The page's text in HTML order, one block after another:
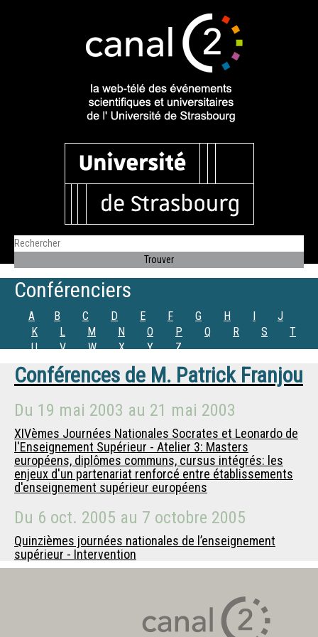
Conférenciers
A B C D E F G H I
J
K
L M N O P Q R S
T
U
V W X Y Z
Conférences de M. Patrick Franjou
Du 19 mai 2003 au 21 mai 2003
XIVèmes Journées Nationales Socrates et Leonardo de
l'Enseignement Supérieur - Atelier 3: Masters
européens, diplômes communs, cursus intégrés: les
enjeux d'un partenariat renforcé entre établissements
d'enseignement supérieur européens
Du 6 oct. 2005 au 7 octobre 2005
Quinzièmes journées nationales de l’enseignement
supérieur - Intervention